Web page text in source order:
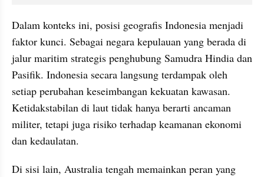
Dalam konteks ini, posisi geografis Indonesia menjadi
faktor kunci. Sebagai negara kepulauan yang berada di
jalur maritim strategis penghubung Samudra Hindia dan
Pasifik. Indonesia secara langsung terdampak oleh
setiap perubahan keseimbangan kekuatan kawasan.
Ketidakstabilan di laut tidak hanya berarti ancaman
militer, tetapi juga risiko terhadap keamanan ekonomi
dan kedaulatan.
Di sisi lain, Australia tengah memainkan peran yang